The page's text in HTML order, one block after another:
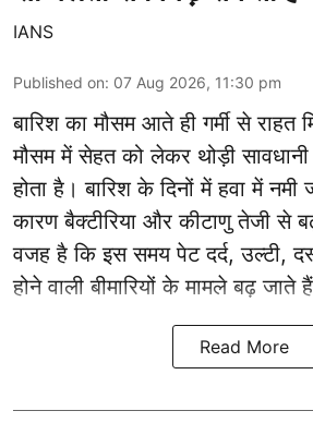
IANS
Published on: 07 Aug 2026, 11:30 pm
बारिश का मौसम आते ही गर्मी से
मौसम में सेहत को लेकर थोड़ी
होता है। बारिश के दिनों में हवा में नमी
कारण बैक्टीरिया और कीटाणु तेजी से
वजह है कि इस समय पेट दर्द, उल्टी,
होने वाली बीमारियों के मामले बढ़ जाते
Read More